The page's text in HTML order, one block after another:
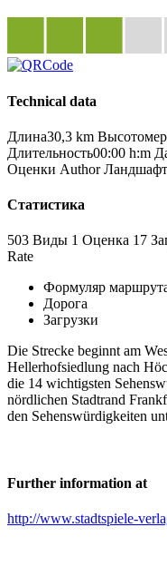
Technical data
Длина30,3 km Высотомер
Длительность00:00 h:m
Оценки Author Ландшафт
Статистика
503 Виды 1 Оценка 17
Rate
Формуляр
Дорога
Загрузки
Die Strecke beginnt am
Hellerhofsiedlung nach
die 14 wichtigsten
nördlichen Stadtrand
den Sehenswürdigkeiten
Further information at
http://www.stadtspiele-